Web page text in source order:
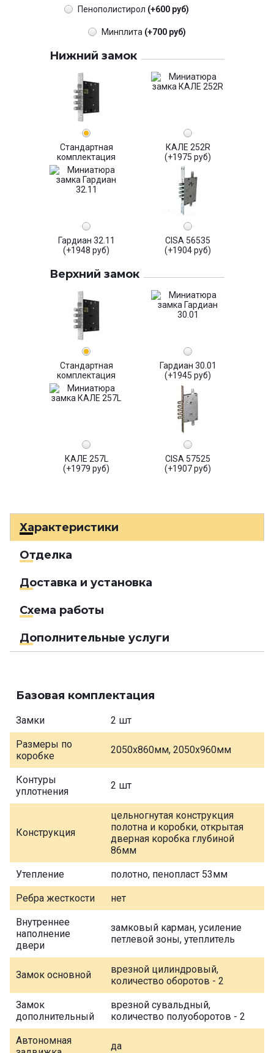
Пенополистирол (+600 руб)
Минплита (+700 руб)
Нижний замок
Стандартная
комплектация
КАЛЕ 252R
(+1975 руб)
Гардиан 32.11
(+1948 руб)
CISA 56535
(+1904 руб)
Верхний замок
Стандартная
комплектация
Гардиан 30.01
(+1945 руб)
КАЛЕ 257L
(+1979 руб)
CISA 57525
(+1907 руб)
Характеристики
Отделка
Доставка и установка
Схема работы
Дополнительные услуги
Базовая комплектация
Замки 2 шт
Размеры по
коробке
2050х860мм, 2050х960мм
Контуры
уплотнения
2 шт
Конструкция
цельногнутая конструкция
полотна и коробки, открытая
дверная коробка глубиной
86мм
Утепление полотно, пенопласт 53мм
Ребра жесткости нет
Внутреннее
наполнение
двери
замковый карман, усиление
петлевой зоны, утеплитель
Замок основной
врезной цилиндровый,
количество оборотов - 2
Замок
дополнительный
врезной сувальдный,
количество полуоборотов - 2
Автономная
да